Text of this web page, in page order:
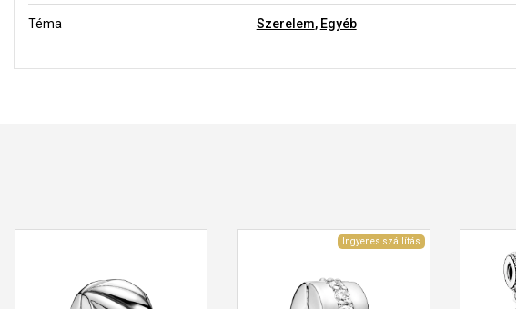
Téma Szerelem, Egyéb
Ingyenes szállítás